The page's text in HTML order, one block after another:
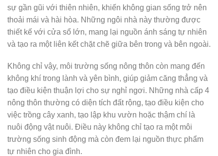
sự gần gũi với thiên nhiên, khiến không gian sống trở nên
thoải mái và hài hòa. Những ngôi nhà này thường được
thiết kế với cửa sổ lớn, mang lại nguồn ánh sáng tự nhiên
và tạo ra một liên kết chặt chẽ giữa bên trong và bên ngoài.
Không chỉ vậy, môi trường sống nông thôn còn mang đến
không khí trong lành và yên bình, giúp giảm căng thẳng và
tạo điều kiện thuận lợi cho sự nghỉ ngơi. Những nhà cấp 4
nông thôn thường có diện tích đất rộng, tạo điều kiện cho
việc trồng cây xanh, tạo lập khu vườn hoặc thậm chí là
nuôi động vật nuôi. Điều này không chỉ tạo ra một môi
trường sống sinh động mà còn đem lại nguồn thực phẩm
tự nhiên cho gia đình.